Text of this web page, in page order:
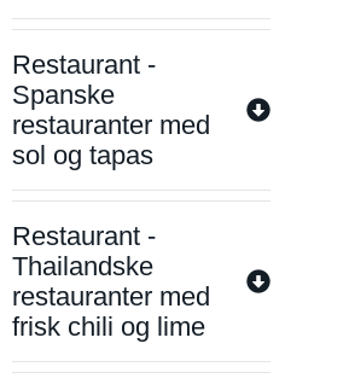
Restaurant -
Spanske
restauranter med
sol og tapas
Restaurant -
Thailandske
restauranter med
frisk chili og lime